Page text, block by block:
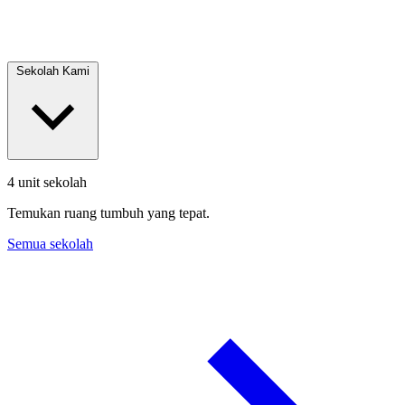
4 unit sekolah
Temukan ruang tumbuh yang tepat.
Semua sekolah